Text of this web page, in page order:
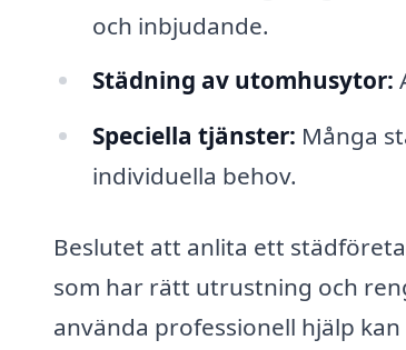
och inbjudande.
Städning av utomhusytor:
Speciella tjänster: Många
individuella behov.
Beslutet att anlita ett
som har rätt utrustning och
använda professionell hjälp